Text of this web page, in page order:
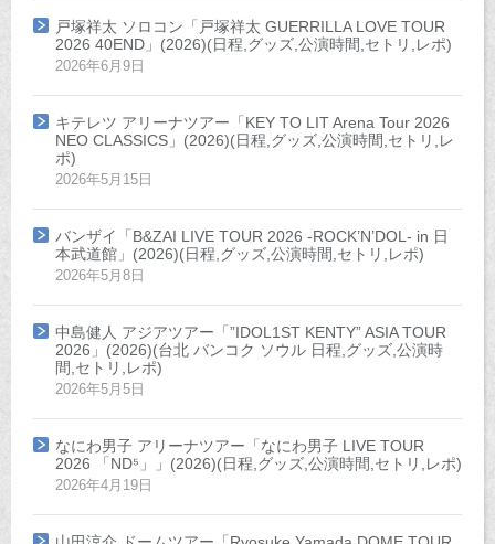
戸塚祥太 ソロコン「戸塚祥太 GUERRILLA LOVE TOUR
2026 40END」(2026)(日程,グッズ,公演時間,セトリ,レポ)
2026年6月9日
キテレツ アリーナツアー「KEY TO LIT Arena Tour 2026
NEO CLASSICS」(2026)(日程,グッズ,公演時間,セトリ,レ
ポ)
2026年5月15日
バンザイ「B&ZAI LIVE TOUR 2026 -ROCK’N’DOL- in 日
本武道館」(2026)(日程,グッズ,公演時間,セトリ,レポ)
2026年5月8日
中島健人 アジアツアー「”IDOL1ST KENTY” ASIA TOUR
2026」(2026)(台北 バンコク ソウル 日程,グッズ,公演時
間,セトリ,レポ)
2026年5月5日
なにわ男子 アリーナツアー「なにわ男子 LIVE TOUR
2026 「ND⁵」」(2026)(日程,グッズ,公演時間,セトリ,レポ)
2026年4月19日